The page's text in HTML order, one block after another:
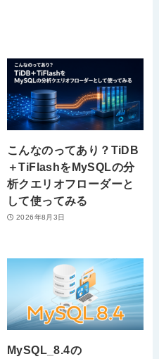
こんなのってあり？TiDB
＋TiFlashをMySQLの分
析クエリオフローダーと
して使ってみる
2026年8月3日
MySQL_8.4の